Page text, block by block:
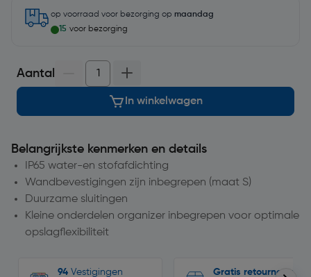
op voorraad voor bezorging op maandag
15 voor bezorging
Aantal
In winkelwagen
Belangrijkste kenmerken en details
IP65 water-en stofafdichting
Wandbevestigingen zijn inbegrepen (maat S)
Duurzame sluitingen
Kleine onderdelen organizer inbegrepen voor optimale
opslagflexibiliteit
94 Vestigingen
Gratis retourneren